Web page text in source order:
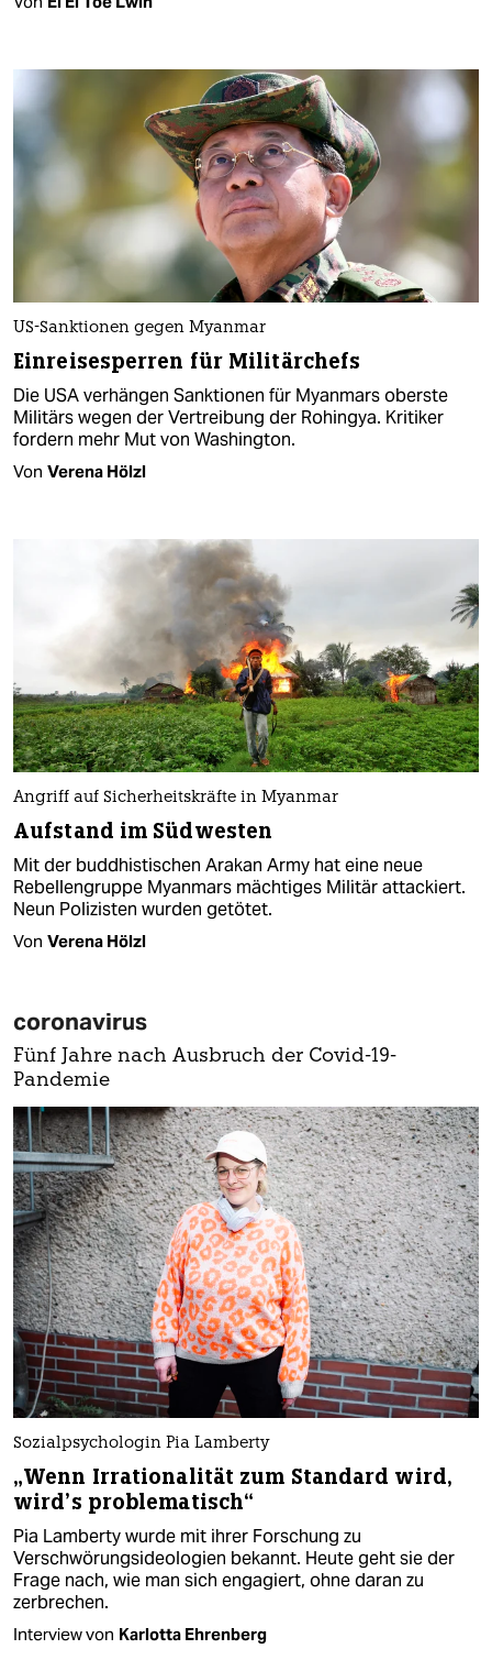
US-Sanktionen gegen Myanmar
Einreisesperren für Militärchefs
Die USA verhängen Sanktionen für Myanmars oberste
Militärs wegen der Vertreibung der Rohingya. Kritiker
fordern mehr Mut von Washington.
Von Verena Hölzl
Angriff auf Sicherheitskräfte in Myanmar
Aufstand im Südwesten
Mit der buddhistischen Arakan Army hat eine neue
Rebellengruppe Myanmars mächtiges Militär attackiert.
Neun Polizisten wurden getötet.
Von Verena Hölzl
coronavirus
Fünf Jahre nach Ausbruch der Covid-19-
Pandemie
Sozialpsychologin Pia Lamberty
„Wenn Irrationalität zum Standard wird,
wird’s problematisch“
Pia Lamberty wurde mit ihrer Forschung zu
Verschwörungsideologien bekannt. Heute geht sie der
Frage nach, wie man sich engagiert, ohne daran zu
zerbrechen.
Interview von Karlotta Ehrenberg